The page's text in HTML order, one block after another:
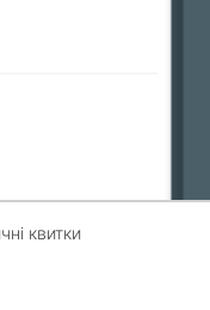
квитки